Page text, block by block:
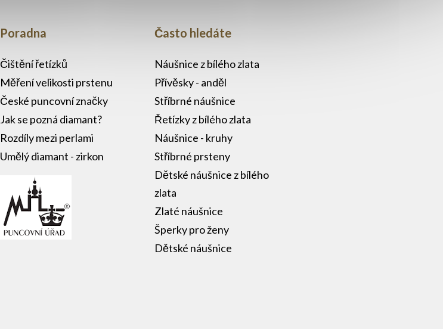
Poradna
Čištění řetízků
Měření velikosti prstenu
České puncovní značky
Jak se pozná diamant?
Rozdíly mezi perlami
Umělý diamant - zirkon
Často hledáte
Náušnice z bílého zlata
Přívěsky - anděl
Stříbrné náušnice
Řetízky z bílého zlata
Náušnice - kruhy
Stříbrné prsteny
Dětské náušnice z bílého
zlata
Zlaté náušnice
Šperky pro ženy
Dětské náušnice